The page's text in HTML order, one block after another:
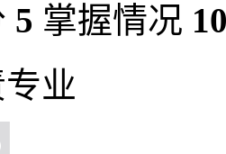
5 掌握情况
业